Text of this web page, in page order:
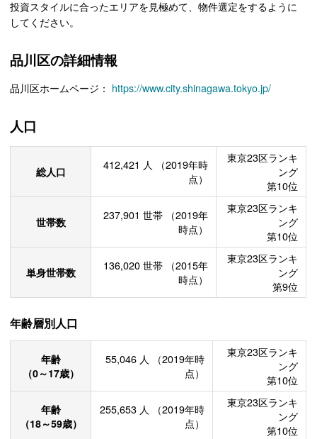
投資スタイルに合ったエリアを見極めて、物件選定をするように
してください。
品川区の詳細情報
品川区ホームページ： https://www.city.shinagawa.tokyo.jp/
人口
総人口 412,421 人
（2019年時
点）
東京23区ランキ
ング
第10位
世帯数 237,901 世帯
（2019年
時点）
東京23区ランキ
ング
第10位
単身世帯数 136,020 世帯
（2015年
時点）
東京23区ランキ
ング
第9位
年齢層別人口
年齢
（0～17歳）
55,046 人
（2019年時
点）
東京23区ランキ
ング
第10位
年齢
（18～59歳）
255,653 人
（2019年時
点）
東京23区ランキ
ング
第10位